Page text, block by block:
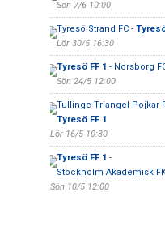
Sön 7/6 10:00
Tyresö Strand FC -
Lör 30/5 16:30
Tyresö FF 1 - Norsborg
Sön 24/5 12:00
Tullinge Triangel Pojkar
Tyresö FF 1
Lör 16/5 10:30
Tyresö FF 1 -
Stockholm Akademisk
Sön 10/5 12:00